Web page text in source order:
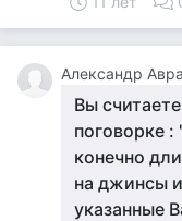
Александр
Вы
поговорке :
конечно
на джинсы
указанные